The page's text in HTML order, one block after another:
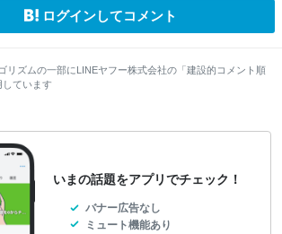
ログインしてコメント
リズムの一部にLINEヤフー株式会社の「建設的コメント順
ています
いまの話題をアプリでチェック！
バナー広告なし
ミュート機能あり